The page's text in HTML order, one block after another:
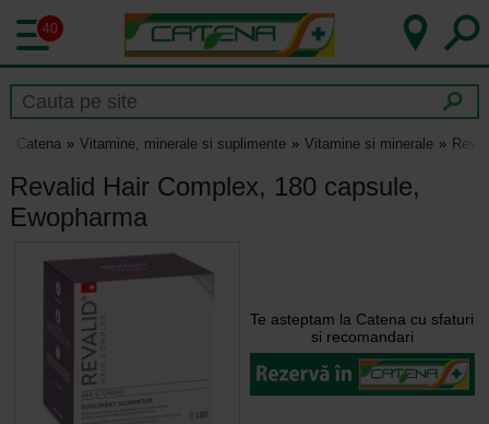
40
Catena Vitamine, minerale si suplimente Vitamine si minerale
Revalid Hair Complex, 180 capsule,
Ewopharma
Te asteptam la Catena cu sfaturi
si recomandari